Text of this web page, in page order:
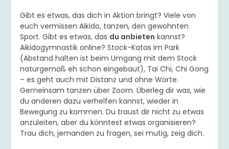
Gibt es etwas, das dich in Aktion bringt? Viele von
euch vermissen Aikido, tanzen, den gewohnten
Sport. Gibt es etwas, das du anbieten kannst?
Aikidogymnastik online? Stock-Katas im Park
(Abstand halten ist beim Umgang mit dem Stock
naturgemäß eh schon eingebaut), Tai Chi, Chi Gong
– es geht auch mit Distanz und ohne Worte.
Gemeinsam tanzen über Zoom. Überleg dir was, wie
du anderen dazu verhelfen kannst, wieder in
Bewegung zu kommen. Du traust dir nicht zu etwas
anzuleiten, aber du könntest etwas organisieren?
Trau dich, jemanden zu fragen, sei mutig, zeig dich.